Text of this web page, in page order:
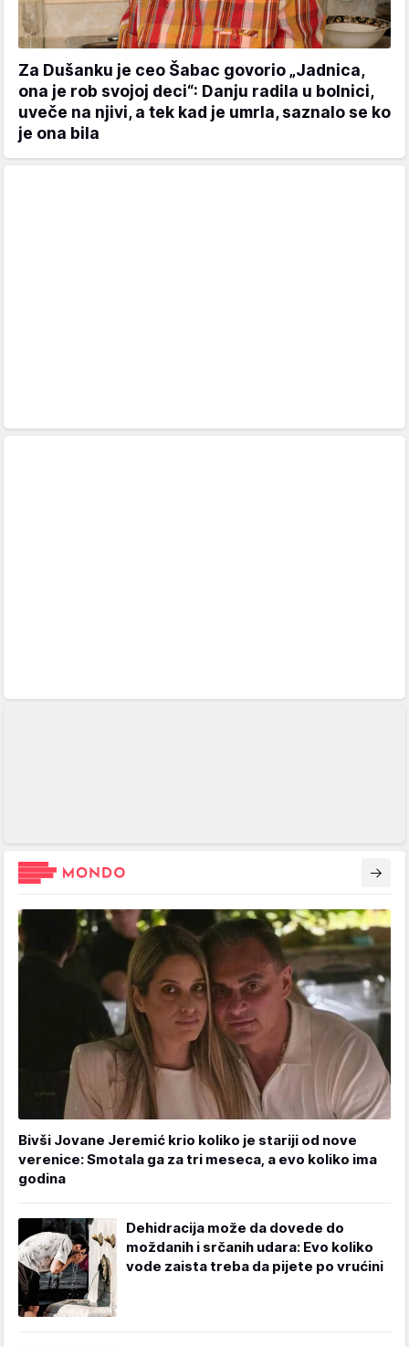
Za Dušanku je ceo Šabac govorio „Jadnica,
ona je rob svojoj deci“: Danju radila u bolnici,
uveče na njivi, a tek kad je umrla, saznalo se ko
je ona bila
Bivši Jovane Jeremić krio koliko je stariji od nove
verenice: Smotala ga za tri meseca, a evo koliko ima
godina
Dehidracija može da dovede do
moždanih i srčanih udara: Evo koliko
vode zaista treba da pijete po vrućini